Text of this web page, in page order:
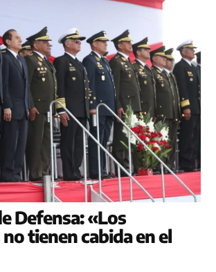
Defensa: «Los
tienen cabida en el